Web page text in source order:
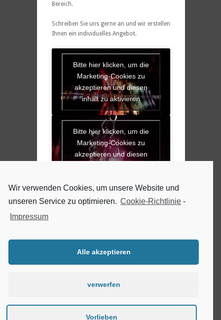
Bereich.
Schreiben Sie uns gerne an und wir erstellen
Ihnen ein individuelles Angebot.
Bitte hier klicken, um die
Marketing-Cookies zu
akzeptieren und diesen
inhalt zu aktivieren
Bitte hier klicken, um die
Marketing-Cookies zu
akzeptieren und diesen
Kontakt
Wir verwenden Cookies, um unsere Website und
unseren Service zu optimieren. Cookie-Richtlinie -
Impressum
Alle akzeptieren
verwerfen
Vorlieben